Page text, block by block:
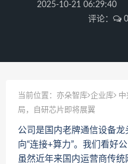
2025-10-21 06:29:40
评论：
0
当前位置： 亦朵智库 企业库
中
局，自研芯片即将展翼
公司是国内老牌通信设备龙
向“连接+算力”。我们看好
虽然近年来国内运营商传